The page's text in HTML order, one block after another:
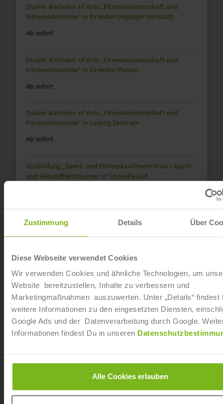
Zustimmung Details Über
Diese Webseite verwendet Cookies
Wir verwenden Cookies und ähnliche Technologien, um
Website bereitzustellen, Inhalte zu verbessern und
Marketingmaßnahmen auszuwerten. Unter „Details“ findest
weitere Informationen zu den eingesetzten Diensten,
Google Ads und der Datenverarbeitung durch Google.
Informationen findest Du in unseren
Alle Cookies erlauben
Dualer Bachelor of Arts „Fitnesswissenschaft und
Fitnessökonomie“ in Dresden Leipziger Vorstadt
Ab sofort
Dualer Bachelor of Arts „Fitnesswissenschaft und
Fitnessökonomie“ in Dresden Plauen
Ab sofort
Dualer Bachelor of Arts „Fitnesswissenschaft und
Fitnessökonomie“ in Leipzig Zentrum
Ab sofort
Ausbildung „Sport- und Fitnesskaufmann:frau / Sport-
und Gesundheitstrainer:in“ in Halle Süd
Dualer Bachelor of Arts „Fitnesswissenschaft und
Fitnessökonomie“ in Hamburg Bramfeld
Dualer Bachelor of Arts „Fitnesswissenschaft und
Fitnessökonomie“ in Hamburg Barmbek
Ab sofort
Ausbildung „Sport- und Fitnesskaufmann:frau / Sport-
und Gesundheitstrainer:in“ in Schwerte
Dualer Bachelor of Arts „Fitnesswissenschaft und
Fitnessökonomie“ in Iserlohn